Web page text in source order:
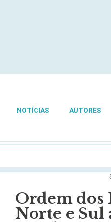
NOTÍCIAS AUTORES
Ordem dos
Norte e Sul